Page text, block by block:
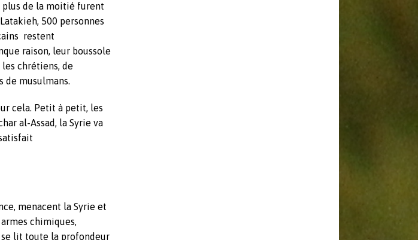
plus de la moitié furent
500 personnes
restent
raison, leur boussole
les chrétiens, de
de musulmans.
cela. Petit à petit, les
al-Assad, la Syrie va
menacent la Syrie et
chimiques,
se lit toute la profondeur